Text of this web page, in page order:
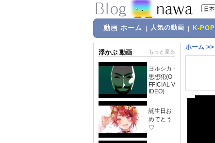
動画 ホーム 人気の動画 K-POP
浮かぶ 動画 もっと見る
ヨルシカ -
思想犯(O
FFICIAL V
IDEO)
誕生日お
めでとう
♡
ホーム >>